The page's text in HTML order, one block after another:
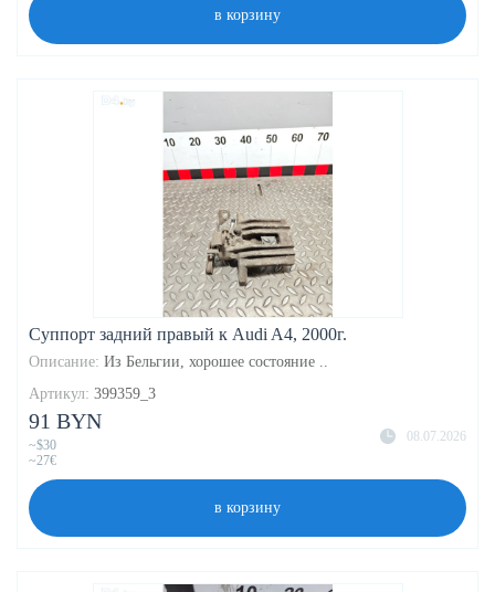
в корзину
Суппорт задний правый к Audi A4, 2000г.
Описание: Из Бельгии, хорошее состояние ..
Артикул: 399359_3
08.07.2026
91 BYN
~$30
~27€
в корзину